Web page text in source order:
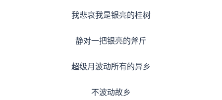
我悲哀我是银亮的桂树
静对一把银亮的斧斤
超级月波动所有的异乡
不波动故乡